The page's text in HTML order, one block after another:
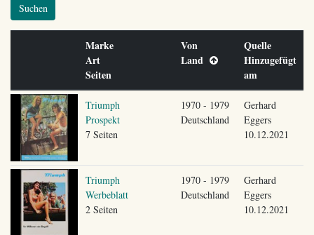
Suchen
Marke
Art
Seiten
Von
Land
Quelle
Hinzugefügt
am
Triumph
Prospekt
7 Seiten
1970 - 1979
Deutschland
Gerhard
Eggers
10.12.2021
Triumph
Werbeblatt
2 Seiten
1970 - 1979
Deutschland
Gerhard
Eggers
10.12.2021